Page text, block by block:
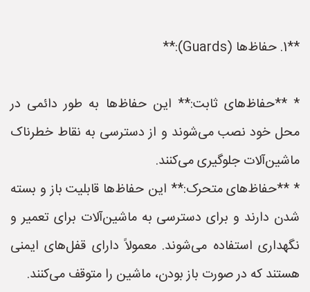
**1. حفاظ‌ها (Guards):**
* **حفاظ‌های ثابت:** این حفاظ‌ها به طور دائمی در
محل خود نصب می‌شوند و از دسترسی به نقاط خطرناک
ماشین‌آلات جلوگیری می‌کنند.
* **حفاظ‌های متحرک:** این حفاظ‌ها قابلیت باز و بسته
شدن دارند و برای دسترسی به ماشین‌آلات برای تعمیر و
نگهداری استفاده می‌شوند. معمولاً دارای قفل‌های ایمنی
هستند که در صورت باز بودن، ماشین را متوقف می‌کنند.